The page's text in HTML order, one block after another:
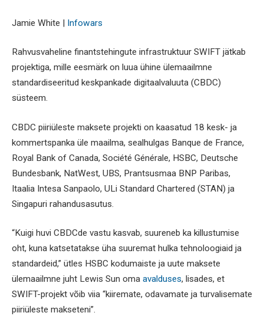
Jamie White | Infowars
Rahvusvaheline finantstehingute infrastruktuur SWIFT jätkab
projektiga, mille eesmärk on luua ühine ülemaailmne
standardiseeritud keskpankade digitaalvaluuta (CBDC)
süsteem.
CBDC piiriüleste maksete projekti on kaasatud 18 kesk- ja
kommertspanka üle maailma, sealhulgas Banque de France,
Royal Bank of Canada, Société Générale, HSBC, Deutsche
Bundesbank, NatWest, UBS, Prantsusmaa BNP Paribas,
Itaalia Intesa Sanpaolo, ULi Standard Chartered (STAN) ja
Singapuri rahandusasutus.
“Kuigi huvi CBDCde vastu kasvab, suureneb ka killustumise
oht, kuna katsetatakse üha suuremat hulka tehnoloogiaid ja
standardeid,” ütles HSBC kodumaiste ja uute maksete
ülemaailmne juht Lewis Sun oma avalduses, lisades, et
SWIFT-projekt võib viia “kiiremate, odavamate ja turvalisemate
piiriüleste makseteni”.